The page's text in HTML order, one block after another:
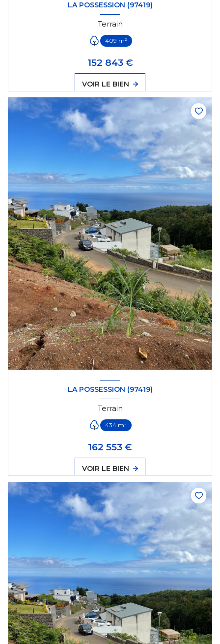
LA POSSESSION (97419)
Terrain
409 m²
152 843 €
VOIR LE BIEN
LA POSSESSION (97419)
Terrain
434 m²
162 553 €
VOIR LE BIEN